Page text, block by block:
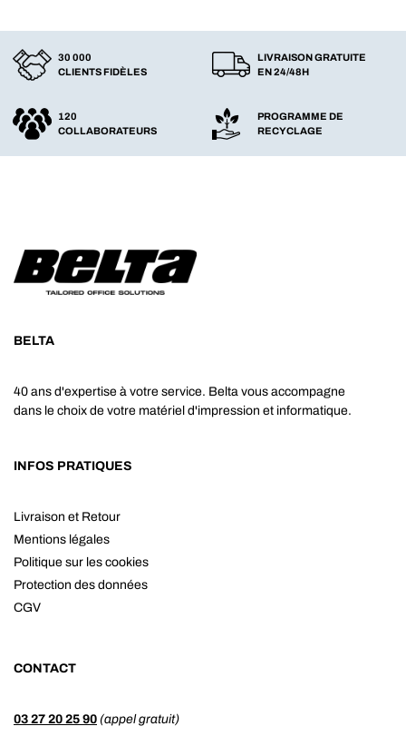
30 000
CLIENTS FIDÈLES
LIVRAISON GRATUITE
EN 24/48H
120
COLLABORATEURS
PROGRAMME DE
RECYCLAGE
BELTA
40 ans d'expertise à votre service. Belta vous accompagne
dans le choix de votre matériel d'impression et informatique.
INFOS PRATIQUES
Livraison et Retour
Mentions légales
Politique sur les cookies
Protection des données
CGV
CONTACT
03 27 20 25 90 (appel gratuit)